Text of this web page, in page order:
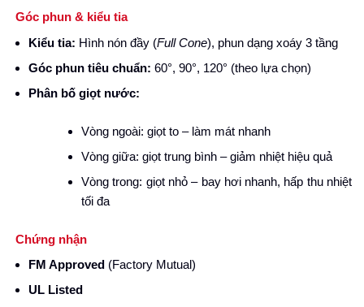
Góc phun & kiểu tia
Kiểu tia: Hình nón đầy (Full Cone), phun dạng xoáy 3 tầng
Góc phun tiêu chuẩn: 60°, 90°, 120° (theo lựa chọn)
Phân bố giọt nước:
Vòng ngoài: giọt to – làm mát nhanh
Vòng giữa: giọt trung bình – giảm nhiệt hiệu quả
Vòng trong: giọt nhỏ – bay hơi nhanh, hấp thu nhiệt
tối đa
Chứng nhận
FM Approved(Factory Mutual)
UL Listed